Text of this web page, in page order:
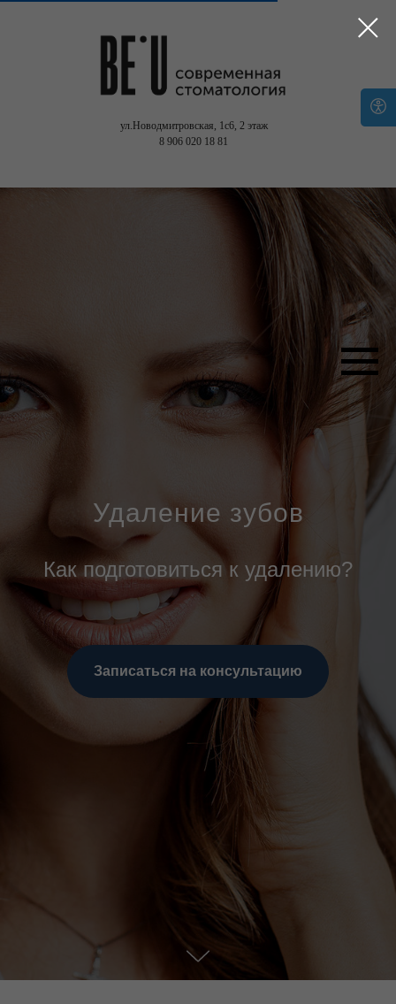
ул.Новодмитровская, 1с6, 2 этаж
8 906 020 18 81
Удаление зубов
Как подготовиться к удалению?
Записаться на консультацию